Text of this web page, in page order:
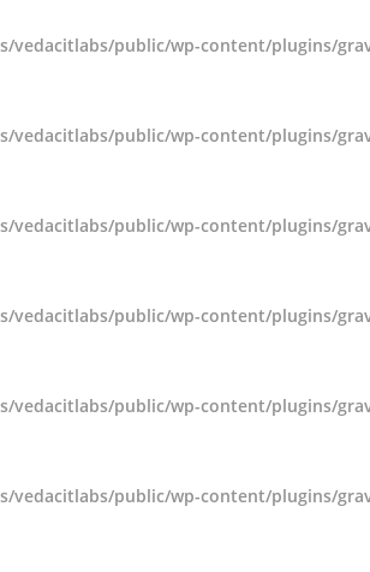
vedacitlabs/public/wp-content/plugins/
vedacitlabs/public/wp-content/plugins/
vedacitlabs/public/wp-content/plugins/
vedacitlabs/public/wp-content/plugins/
vedacitlabs/public/wp-content/plugins/
vedacitlabs/public/wp-content/plugins/